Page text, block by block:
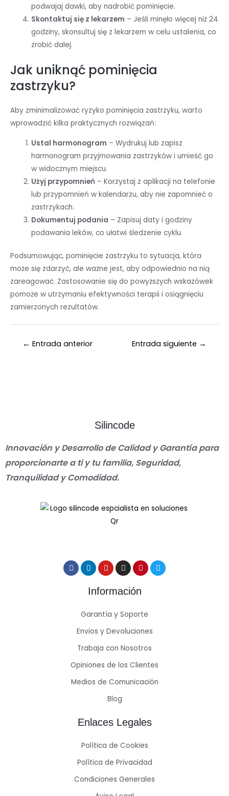
podwajaj dawki, aby nadrobić pominięcie.
Skontaktuj się z lekarzem – Jeśli minęło więcej niż 24
godziny, skonsultuj się z lekarzem w celu ustalenia, co
zrobić dalej.
Jak uniknąć pominięcia
zastrzyku?
Aby zminimalizować ryzyko pominięcia zastrzyku, warto
wprowadzić kilka praktycznych rozwiązań:
Ustal harmonogram – Wydrukuj lub zapisz
harmonogram przyjmowania zastrzyków i umieść go
w widocznym miejscu.
Użyj przypomnień – Korzystaj z aplikacji na telefonie
lub przypomnień w kalendarzu, aby nie zapomnieć o
zastrzykach.
Dokumentuj podania – Zapisuj daty i godziny
podawania leków, co ułatwi śledzenie cyklu.
Podsumowując, pominięcie zastrzyku to sytuacja, która
może się zdarzyć, ale ważne jest, aby odpowiednio na nią
zareagować. Zastosowanie się do powyższych wskazówek
pomoże w utrzymaniu efektywności terapii i osiągnięciu
zamierzonych rezultatów.
← Entrada anterior Entrada siguiente →
Silincode
Innovación y Desarrollo de Calidad y Garantía para
proporcionarte a ti y tu familia, Seguridad,
Tranquilidad y Comodidad.
Información
Garantía y Soporte
Envios y Devoluciones
Trabaja con Nosotros
Opiniones de los Clientes
Medios de Comunicación
Blog
Enlaces Legales
Política de Cookies
Política de Privacidad
Condiciones Generales